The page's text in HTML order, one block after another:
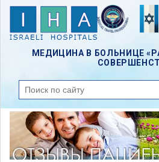
Skip
content
МЕДИЦИНА В БОЛЬНИЦЕ
поиск